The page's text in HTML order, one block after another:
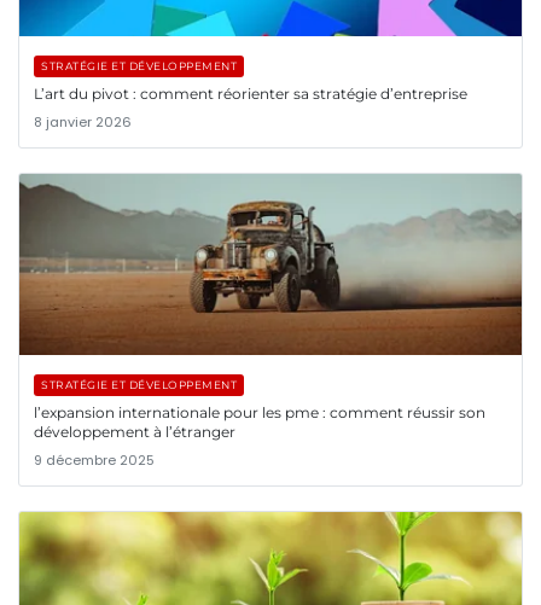
STRATÉGIE ET DÉVELOPPEMENT
L’art du pivot : comment réorienter sa stratégie d’entreprise
8 janvier 2026
STRATÉGIE ET DÉVELOPPEMENT
l’expansion internationale pour les pme : comment réussir son
développement à l’étranger
9 décembre 2025